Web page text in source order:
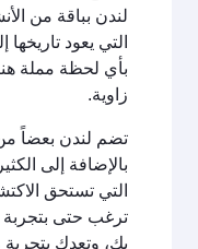
لندن بباقة من
التي يعود
بأي لحظة مملة
زاوية.
تضم لندن بعضاً من
بالإضافة إلى
التي تستحق
ترغب حتى بتجربة
بك، وتعدك